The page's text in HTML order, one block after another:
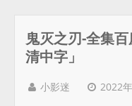
鬼灭之刃-全集
清中字」
小影迷 2022